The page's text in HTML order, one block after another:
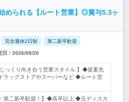
められる【ルート営業】◎賞与5.3ヶ
完全週休2日制 第二新卒歓迎
日：2026/08/20
じっくり向き合う営業スタイル 】◆提案先
ラッグストアやスーパーなど ◆ルート営
第二新卒歓迎！】◆高卒以上 ◆元ディスカ